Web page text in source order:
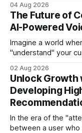
swamp of
tickets, Slack
reports contain
04 Aug 2026
The Future of
AI-Powered
Imagine a world
"understand" your
more empathetic,
thirty seconds—all
02 Aug 2026
Unlock Growth
Developing
In the era of the
between a user who